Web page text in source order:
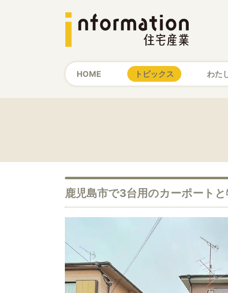
HOME トピックス わた
鹿児島市で3台用のカーポート